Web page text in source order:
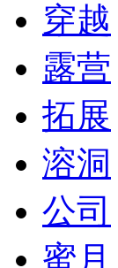
穿越
露营
拓展
溶洞
公司
蜜月